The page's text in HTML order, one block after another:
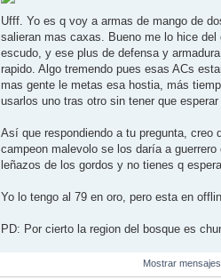
Ufff. Yo es q voy a armas de mango de
salieran mas caxas. Bueno me lo hice
escudo, y ese plus de defensa y
rapido. Algo tremendo pues esas ACs
mas gente le metas esa hostia, más
usarlos uno tras otro sin tener que
Así que respondiendo a tu pregunta,
campeon malevolo se los daría a
leñazos de los gordos y no tienes q
Yo lo tengo al 79 en oro, pero esta en
PD: Por cierto la region del bosque es
Mostrar